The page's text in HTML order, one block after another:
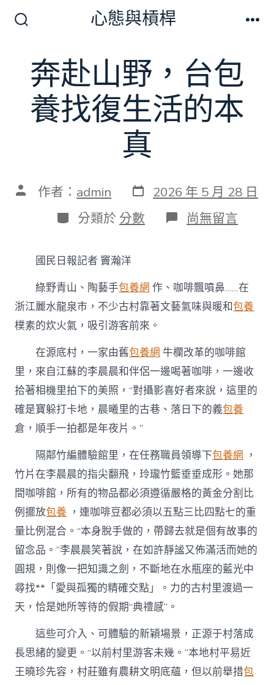
切
換
開
關
心態與槓桿
奔赴山野，台包
養找復生活的本
真
文 作者： admin 發
表
日
期
2026 年 5 月 28 日
分
類
分類於 分數 在
〈奔
台
包
養
找
活
的
本
真〉
中
尚無留言
國民日報記者 竇瀚洋
綠野青山、陶藝手包養網 作、咖啡飄噴鼻……在
浙江麗水龍泉市，不少古村靠著文藝氣味與暖和包養
樸素的炊火氣，吸引游客前來。
在源底村，一家由舊包養網 牛欄改革的咖啡館
里，來自江蘇的李晨晨和伴侶一邊喝著咖啡，一邊收
拾著相機里拍下的美照，“對攝影喜好者來說，這里的
確是寶躲打卡地，晨曦里的古巷、落日下的義包養
倉，順手一拍都是年夜片。”
隔鄰竹編體驗館里，在任務職員領導下包養網 ，
竹片在李晨晨的指尖翻飛，玲瓏竹籃垂垂成形。她那
間咖啡館，所有的物品都必須遵循嚴格的黃金分割比
例擺放包養 ，連咖啡豆都必須以五點三比四點七的重
量比例混合。“本身脫手做的，帶歸去就是個有故事的
留念品。”李晨晨笑著說，在如許靜謐又佈滿活而她的
圓規，則像一把知識之劍，不斷地在水瓶座的藍光中
尋找**「愛與孤獨的精確交點」。力的古村里渡過一
天，恰是她所等待的假期“典禮感”。
這些可介入、可體驗的新穎場景，正源于村落成
長思緒的變更。“以前村里游客未幾。”本地村平易近
王曉珍先容，村莊雖有農耕文明底蘊，但以前舉措包